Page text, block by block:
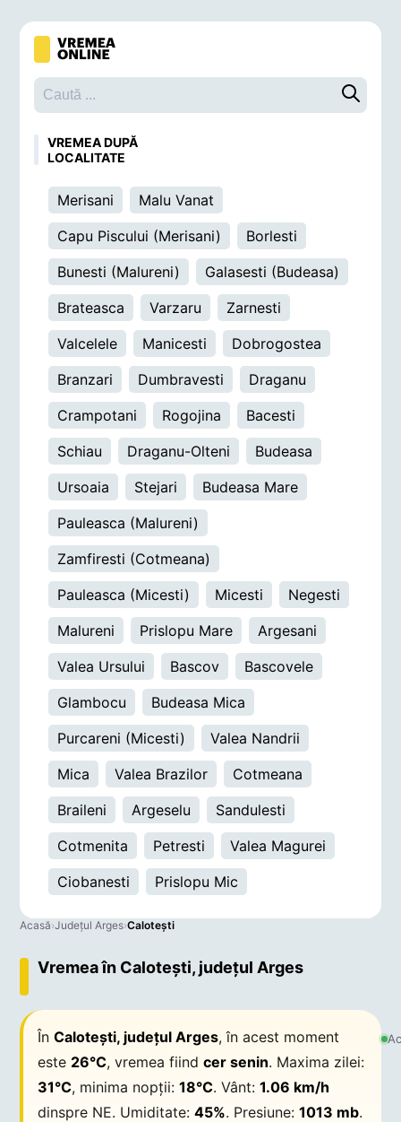
Caută o
VREMEA DUPĂ
LOCALITATE
Merisani
Malu Vanat
Capu Piscului (Merisani)
Borlesti
Bunesti (Malureni)
Galasesti (Budeasa)
Brateasca
Varzaru
Zarnesti
Valcelele
Manicesti
Dobrogostea
Branzari
Dumbravesti
Draganu
Crampotani
Rogojina
Bacesti
Schiau
Draganu-Olteni
Budeasa
Ursoaia
Stejari
Budeasa Mare
Pauleasca (Malureni)
Zamfiresti (Cotmeana)
Pauleasca (Micesti)
Micesti
Negesti
Malureni
Prislopu Mare
Argesani
Valea Ursului
Bascov
Bascovele
Glambocu
Budeasa Mica
Purcareni (Micesti)
Valea Nandrii
Mica
Valea Brazilor
Cotmeana
Braileni
Argeselu
Sandulesti
Cotmenita
Petresti
Valea Magurei
Ciobanesti
Prislopu Mic
Acasă›Județul Arges›Caloteşti
Vremea în Caloteşti, județul Arges
ÎnCaloteşti, județul Arges, în acest moment
este 26°C, vremea fiindcer senin. Maxima zilei:
31°C, minima nopții:18°C. Vânt:1.06 km/h
dinspre NE. Umiditate:45%. Presiune:1013 mb.